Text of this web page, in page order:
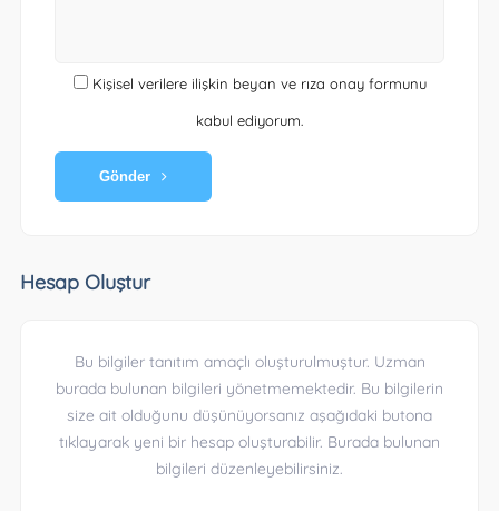
Kişisel verilere ilişkin beyan ve rıza onay formunu
kabul ediyorum.
Gönder
Hesap Oluştur
Bu bilgiler tanıtım amaçlı oluşturulmuştur. Uzman
burada bulunan bilgileri yönetmemektedir. Bu bilgilerin
size ait olduğunu düşünüyorsanız aşağıdaki butona
tıklayarak yeni bir hesap oluşturabilir. Burada bulunan
bilgileri düzenleyebilirsiniz.